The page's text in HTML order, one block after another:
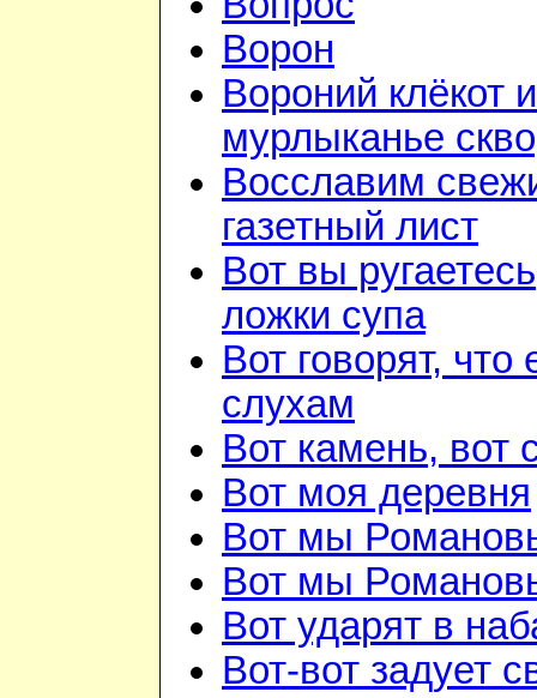
Ворон
Вороний клёкот и
мурлыканье
Восславим
газетный лист
Вот вы
ложки супа
Вот говорят, что
слухам
Вот камень, вот
Вот моя деревня
Вот мы
Вот мы
Вот ударят в
Вот-вот задует